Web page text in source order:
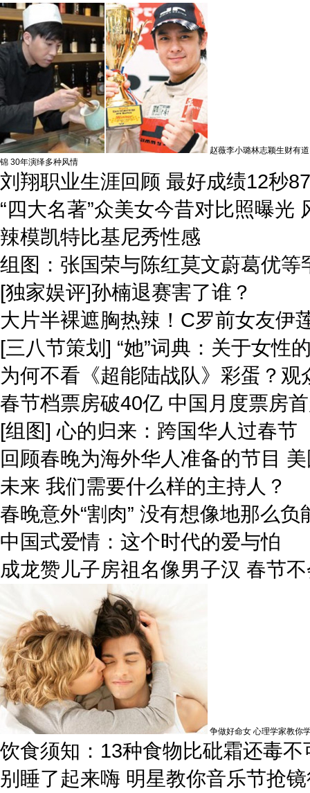
赵薇李小璐林志颖生财有
锦 30年演绎多种风情
刘翔职业生涯回顾 最好成绩12秒87
“四大名著”众美女今昔对比照曝光
辣模凯特比基尼秀性感
组图：张国荣与陈红莫文蔚葛优等
[独家娱评]孙楠退赛害了谁？
大片半裸遮胸热辣！C罗前女友伊
[三八节策划] “她”词典：关于女性
为何不看《超能陆战队》彩蛋？观
春节档票房破40亿 中国月度票房
[组图] 心的归来：跨国华人过春节
回顾春晚为海外华人准备的节目
未来 我们需要什么样的主持人？
春晚意外“割肉” 没有想像地那么负
中国式爱情：这个时代的爱与怕
成龙赞儿子房祖名像男子汉 春节
争做好命女 心理学家教你
饮食须知：13种食物比砒霜还毒不
别睡了起来嗨 明星教你音乐节抢